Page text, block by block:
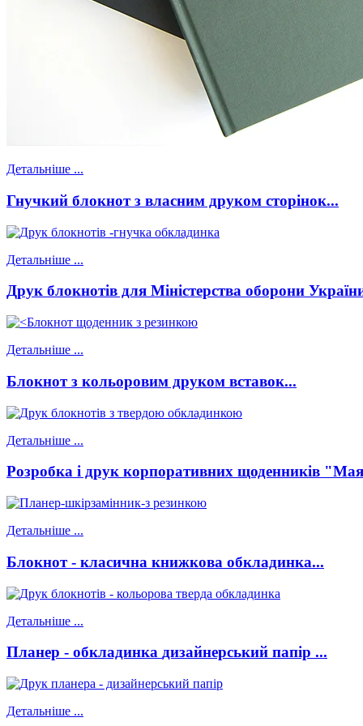
Детальніше ...
Гнучкий блокнотз власним друком сторінок...
Детальніше ...
Друк блокнотів для Міністерства оборони
Детальніше ...
Блокнотз кольоровим друком вставок...
Детальніше ...
Розробка і друк корпоративних щоденників
Детальніше ...
Блокнот - класична книжкова обкладинка...
Детальніше ...
Планер - обкладинка дизайнерський папір ...
Детальніше ...